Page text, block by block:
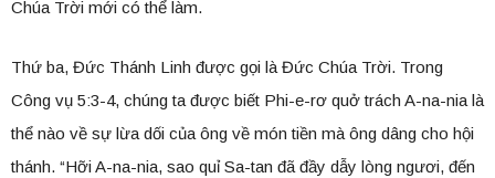
Chúa Trời mới có thể làm.
Thứ ba, Đức Thánh Linh được gọi là Đức Chúa Trời. Trong
Công vụ 5:3-4, chúng ta được biết Phi-e-rơ quở trách A-na-nia là
thể nào về sự lừa dối của ông về món tiền mà ông dâng cho hội
thánh. “Hỡi A-na-nia, sao quỉ Sa-tan đã đầy dẫy lòng ngươi, đến